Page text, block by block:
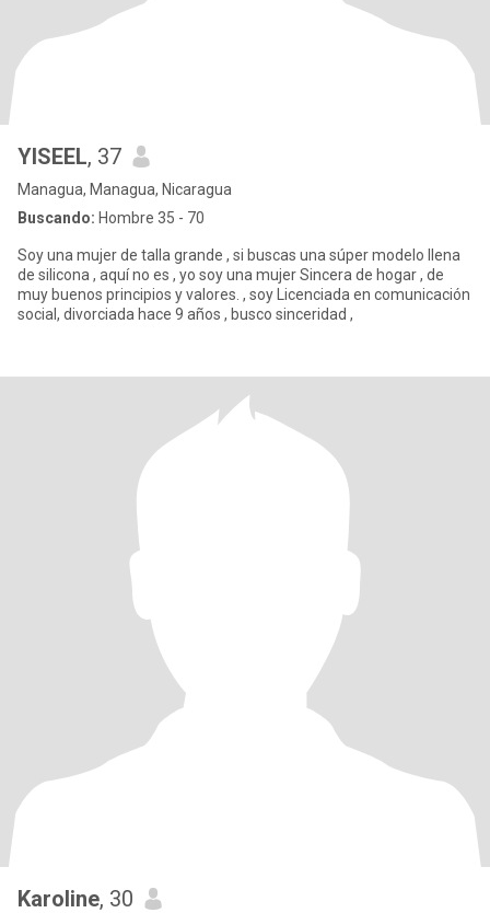
YISEEL, 37
Managua, Managua, Nicaragua
Buscando: Hombre 35 - 70
Soy una mujer de talla grande , si buscas una súper modelo llena
de silicona , aquí no es , yo soy una mujer Sincera de hogar , de
muy buenos principios y valores. , soy Licenciada en comunicación
social, divorciada hace 9 años , busco sinceridad ,
Karoline, 30